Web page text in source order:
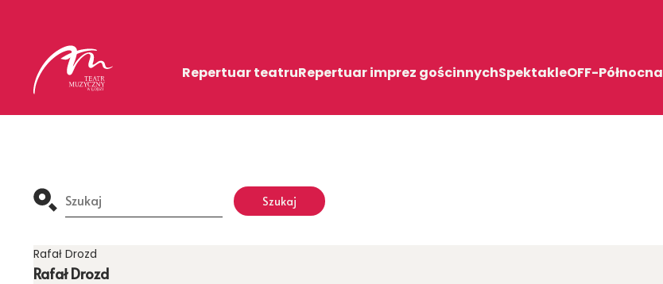
Repertuar teatruRepertuar imprez gościnnychSpektakleOFF-Północna
for:
Szukaj
Rafał Drozd
Rafał Drozd